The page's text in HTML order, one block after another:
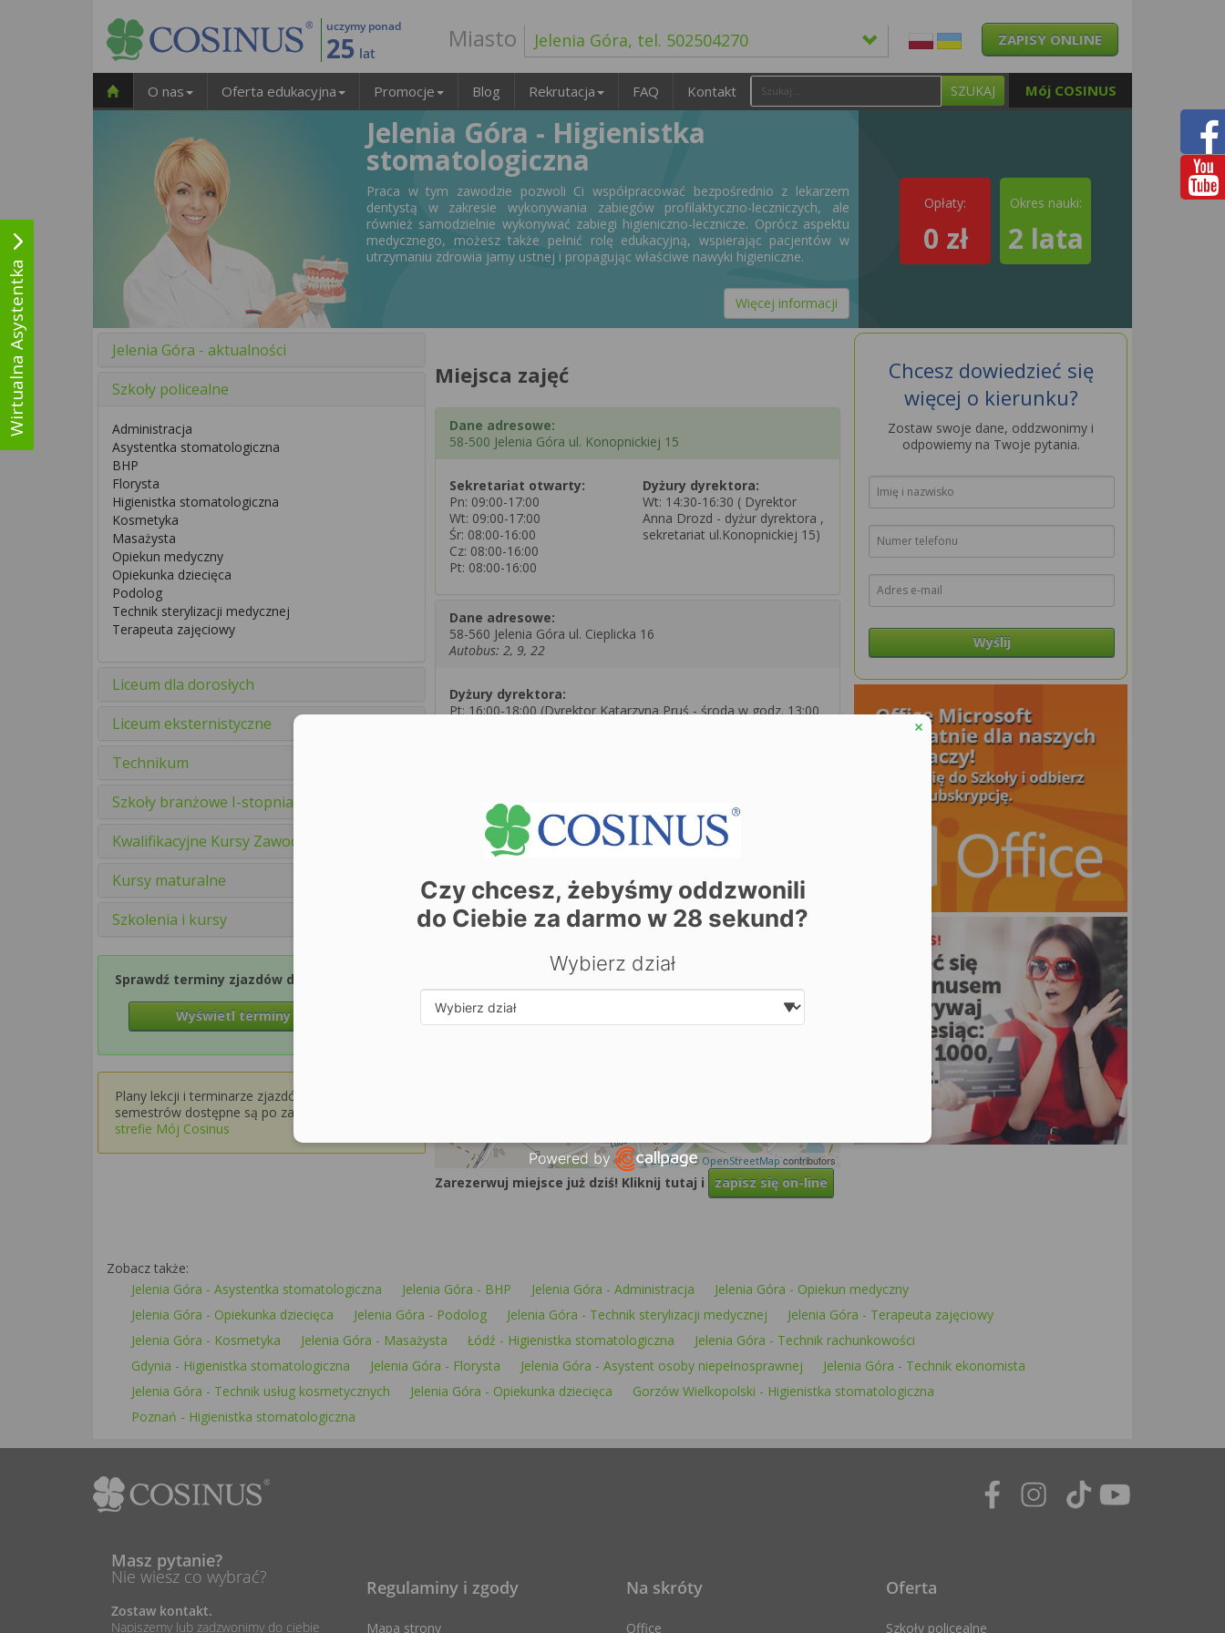
uczymy ponad
25 lat
Miasto Jelenia Góra, tel. 502504270 ZAPISY ONLINE
Mój COSINUS
O nas Oferta edukacyjna Promocje Blog Rekrutacja FAQ Kontakt SZUKAJ
Jelenia Góra - Higienistka
stomatologiczna
Praca w tym zawodzie pozwoli Ci współpracować bezpośrednio z lekarzem
dentystą w zakresie wykonywania zabiegów profilaktyczno-leczniczych, ale
również samodzielnie wykonywać zabiegi higieniczno-lecznicze. Oprócz aspektu
medycznego, możesz także pełnić rolę edukacyjną, wspierając pacjentów w
utrzymaniu zdrowia jamy ustnej i propagując właściwe nawyki higieniczne.
Więcej informacji
Opłaty:
0 zł
Okres nauki:
2 lata
Jelenia Góra - aktualności
Szkoły policealne
Administracja
Asystentka stomatologiczna
BHP
Florysta
Higienistka stomatologiczna
Kosmetyka
Masażysta
Opiekun medyczny
Opiekunka dziecięca
Podolog
Technik sterylizacji medycznej
Terapeuta zajęciowy
Liceum dla dorosłych
Liceum eksternistyczne
Technikum
Szkoły branżowe I-stopnia
Kwalifikacyjne Kursy Zawodowe
Kursy maturalne
Szkolenia i kursy
Sprawdź terminy zjazdów dla Semestru 1
Wyświetl terminy zjazdów
Plany lekcji i terminarze zjazdów dla wyższych
semestrów dostępne są po zalogowaniu w
strefie Mój Cosinus
Miejsca zajęć
Dane adresowe:
58-500 Jelenia Góra ul. Konopnickiej 15
Sekretariat otwarty:
Pn: 09:00-17:00
Wt: 09:00-17:00
Śr: 08:00-16:00
Cz: 08:00-16:00
Pt: 08:00-16:00
Dyżury dyrektora:
Wt: 14:30-16:30 ( Dyrektor
Anna Drozd - dyżur dyrektora ,
sekretariat ul.Konopnickiej 15)
Dane adresowe:
58-560 Jelenia Góra ul. Cieplicka 16
Autobus: 2, 9, 22
Dyżury dyrektora:
Pt: 16:00-18:00 (Dyrektor Katarzyna Pruś - środa w godz. 13:00
Leaflet| © OpenStreetMapcontributors
Zarezerwuj miejsce już dziś! Kliknij tutaj i zapisz się on-line
Chcesz dowiedzieć się
więcej o kierunku?
Zostaw swoje dane, oddzwonimy i
odpowiemy na Twoje pytania.
Wyślij
Zobacz także:
Jelenia Góra - Asystentka stomatologiczna
Jelenia Góra - BHP Jelenia Góra - Administracja
Jelenia Góra - Opiekun medyczny
Jelenia Góra - Opiekunka dziecięca
Jelenia Góra - Podolog Jelenia Góra - Technik sterylizacji medycznej
Jelenia Góra - Terapeuta zajęciowy
Jelenia Góra - Kosmetyka
Jelenia Góra - Masażysta Łódź - Higienistka stomatologiczna
Jelenia Góra - Technik rachunkowości
Gdynia - Higienistka stomatologiczna
Jelenia Góra - Florysta Jelenia Góra - Asystent osoby niepełnosprawnej
Jelenia Góra - Technik ekonomista
Jelenia Góra - Technik usług kosmetycznych
Jelenia Góra - Opiekunka dziecięca
Gorzów Wielkopolski - Higienistka stomatologiczna
Poznań - Higienistka stomatologiczna
Masz pytanie?
Nie wiesz co wybrać?
Zostaw kontakt.
Napiszemy lub zadzwonimy do ciebie
Regulaminy i zgody
Mapa strony
Na skróty
Office
Oferta
Szkoły policealne
Wirtualna Asystentka
Czy chcesz, żebyśmy oddzwonili
do Ciebie za darmo w 28 sekund?
Wybierz dział
Powered by
Open link in new window